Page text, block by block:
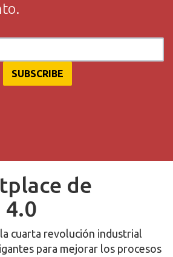
SUBSCRIBE
de
cuarta revolución industrial
para mejorar los procesos